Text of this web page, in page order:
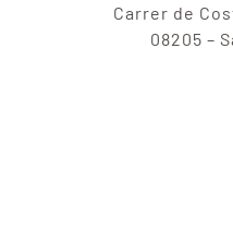
Carrer de
08205 –